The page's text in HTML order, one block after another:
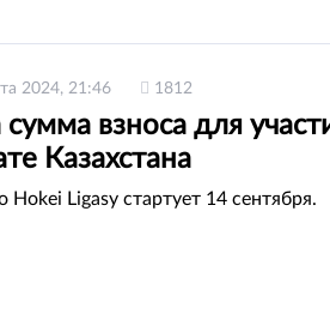
2024, 21:46 1812
взноса для
Казахстана
Hokei Ligasy стартует 14 сентября.